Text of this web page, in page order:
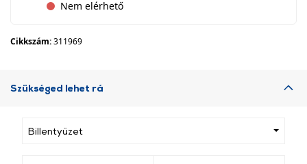
Nem elérhető
Cikkszám:311969
Szükséged lehet rá
Billentyűzet